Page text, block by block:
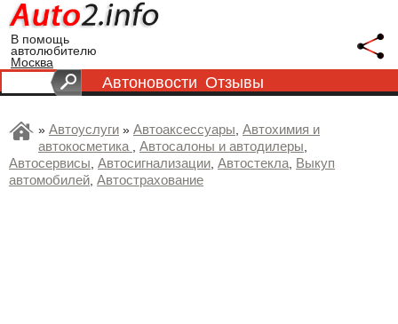
В помощь
автолюбителю
Москва
Автоновости Отзывы
» Автоуслуги » Автоаксессуары, Автохимия и
автокосметика , Автосалоны и автодилеры,
Автосервисы, Автосигнализации, Автостекла, Выкуп
автомобилей, Автострахование